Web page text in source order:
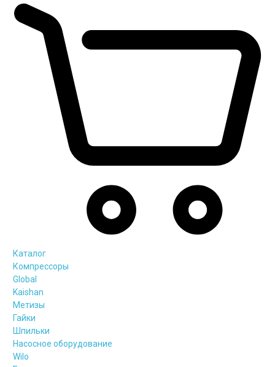
Каталог
Компрессоры
Global
Kaishan
Метизы
Гайки
Шпильки
Насосное оборудование
Wilo